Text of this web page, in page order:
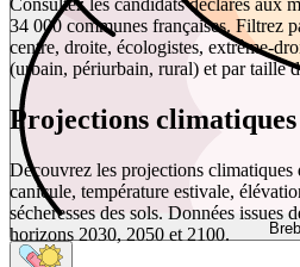
34 000 communes françaises. Filtrez
centre, droite, écologistes, extrême-
(urbain, périurbain, rural) et par taille
Projections
Découvrez les projections climatiques
canicule, température estivale,
sécheresses des sols. Données issues
horizons 2030, 2050 et 2100.